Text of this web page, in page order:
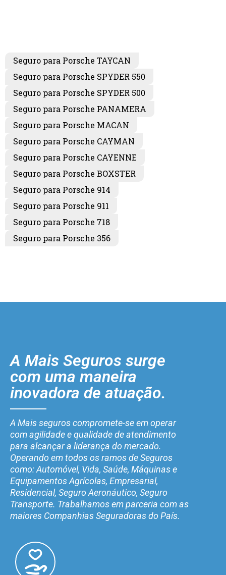
Seguro para Porsche TAYCAN
Seguro para Porsche SPYDER 550
Seguro para Porsche SPYDER 500
Seguro para Porsche PANAMERA
Seguro para Porsche MACAN
Seguro para Porsche CAYMAN
Seguro para Porsche CAYENNE
Seguro para Porsche BOXSTER
Seguro para Porsche 914
Seguro para Porsche 911
Seguro para Porsche 718
Seguro para Porsche 356
A Mais Seguros surge
com uma maneira
inovadora de atuação.
A Mais seguros compromete-se em operar
com agilidade e qualidade de atendimento
para alcançar a liderança do mercado.
Operando em todos os ramos de Seguros
como: Automóvel, Vida, Saúde, Máquinas e
Equipamentos Agrícolas, Empresarial,
Residencial, Seguro Aeronáutico, Seguro
Transporte. Trabalhamos em parceria com as
maiores Companhias Seguradoras do País.